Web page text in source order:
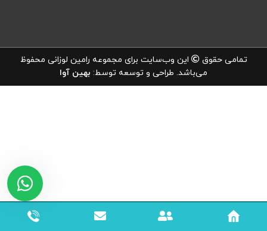
تمامی حقوق
این وب‌سایت برای مجموعه رامین لوزانی محفوظ
می‌باشد. طراحی و توسعه توسط: بهین آوا